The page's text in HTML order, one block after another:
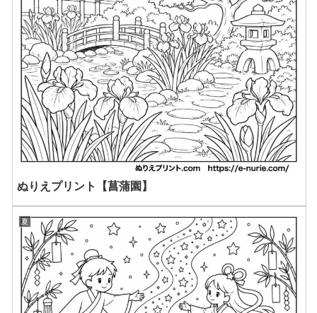
ぬりえプリント【菖蒲園】
夏